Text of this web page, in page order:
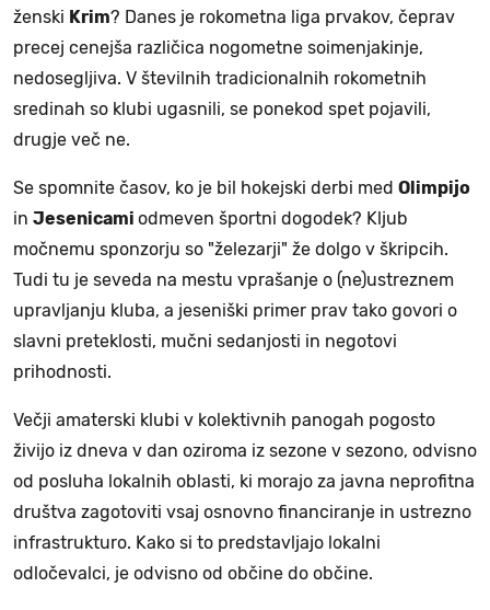
ženski Krim? Danes je rokometna liga prvakov, čeprav
precej cenejša različica nogometne soimenjakinje,
nedosegljiva. V številnih tradicionalnih rokometnih
sredinah so klubi ugasnili, se ponekod spet pojavili,
drugje več ne.
Se spomnite časov, ko je bil hokejski derbi med Olimpijo
in Jesenicami odmeven športni dogodek? Kljub
močnemu sponzorju so "železarji" že dolgo v škripcih.
Tudi tu je seveda na mestu vprašanje o (ne)ustreznem
upravljanju kluba, a jeseniški primer prav tako govori o
slavni preteklosti, mučni sedanjosti in negotovi
prihodnosti.
Večji amaterski klubi v kolektivnih panogah pogosto
živijo iz dneva v dan oziroma iz sezone v sezono, odvisno
od posluha lokalnih oblasti, ki morajo za javna neprofitna
društva zagotoviti vsaj osnovno financiranje in ustrezno
infrastrukturo. Kako si to predstavljajo lokalni
odločevalci, je odvisno od občine do občine.